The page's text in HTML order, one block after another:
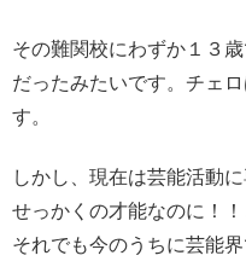
その難関校にわずか１３歳
だったみたいです。 チェ
す。
しかし、 現在は芸能活動
せっかくの才能なのに！
それでも今のうちに芸能